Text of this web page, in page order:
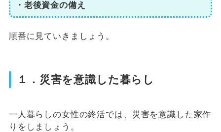
・老後資金の備え
順番に見ていきましょう。
１．災害を意識した暮らし
一人暮らしの女性の終活では、災害を意識した家作
りをしましょう。